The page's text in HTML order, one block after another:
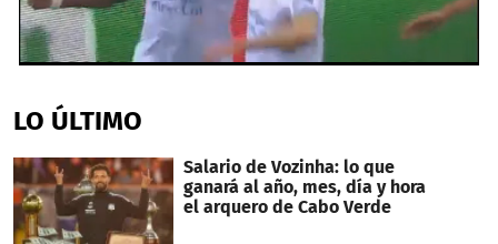
of
50
LO ÚLTIMO
Salario de Vozinha: lo que
ganará al año, mes, día y hora
el arquero de Cabo Verde